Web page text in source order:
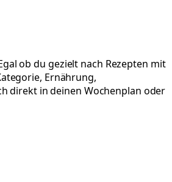
ob du gezielt nach Rezepten mit
Ernährung,
direkt in deinen Wochenplan oder